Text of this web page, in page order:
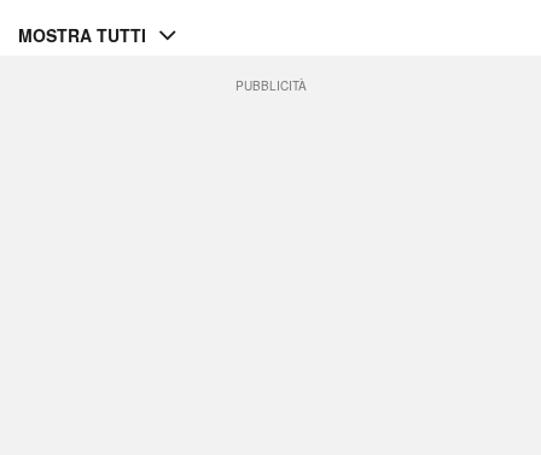
MOSTRA TUTTI
PUBBLICITÀ